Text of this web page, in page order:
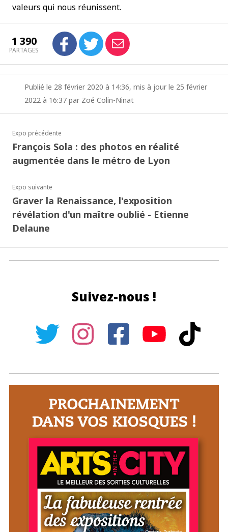
valeurs qui nous réunissent.
1 390
PARTAGES
Publié le 28 février 2020 à 14:36, mis à jour le 25 février
2022 à 16:37 par Zoé Colin-Ninat
Expo précédente
François Sola : des photos en réalité
augmentée dans le métro de Lyon
Expo suivante
Graver la Renaissance, l'exposition
révélation d'un maître oublié - Etienne
Delaune
Suivez-nous !